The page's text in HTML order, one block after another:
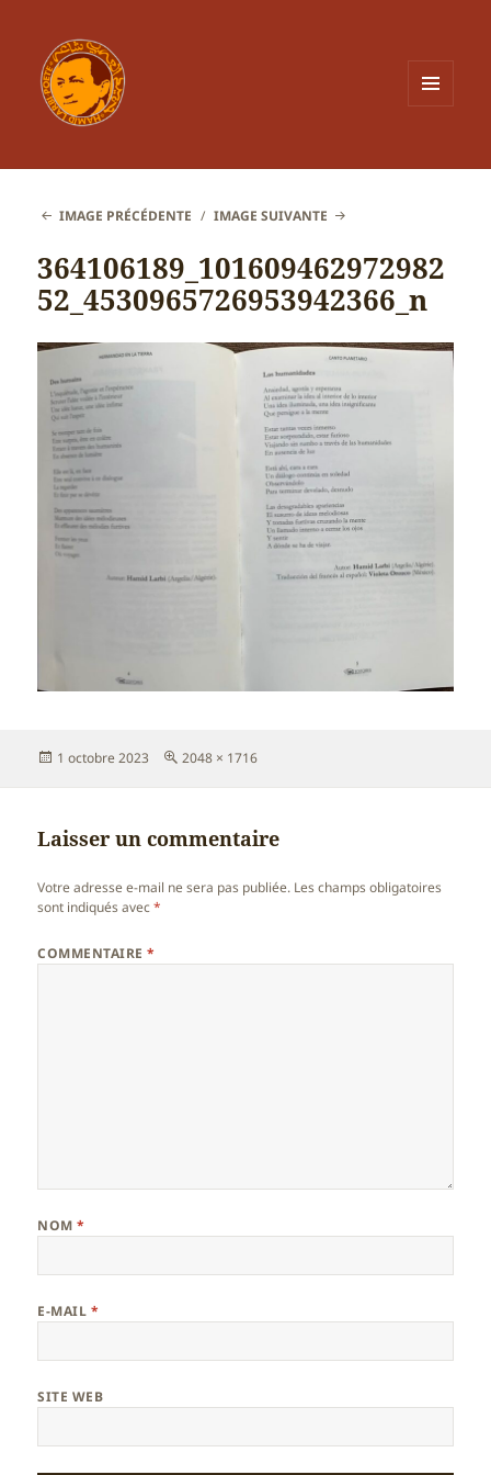
IMAGE PRÉCÉDENTE IMAGE SUIVANTE
364106189_101609462972982
52_4530965726953942366_n
Publié
1 octobre 2023
Taille
2048 × 1716
Laisser un commentaire
Votre adresse e-mail ne sera pas publiée. Les champs obligatoires
sont indiqués avec*
COMMENTAIRE*
NOM*
E-MAIL *
SITE WEB